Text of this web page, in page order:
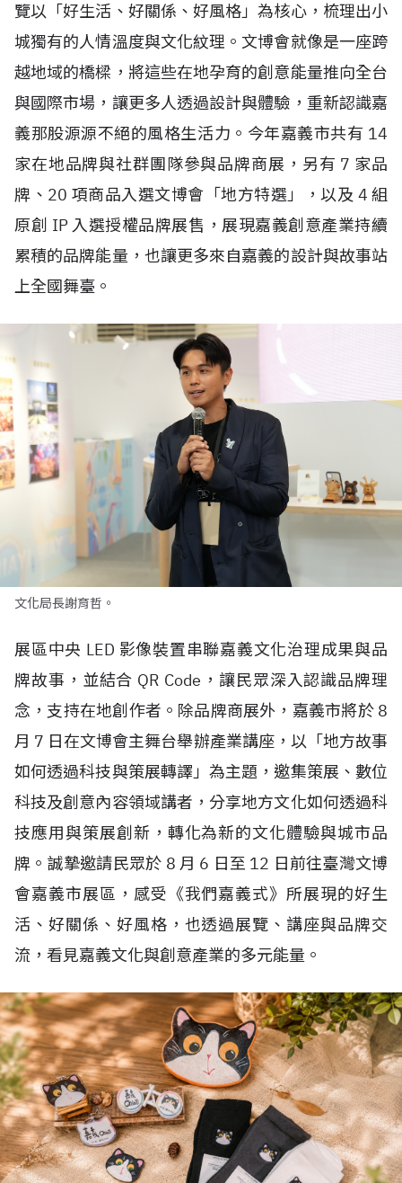
覽以「好生活、好關係、好風格」為核心，梳理出小
城獨有的人情溫度與文化紋理。文博會就像是一座跨
越地域的橋樑，將這些在地孕育的創意能量推向全台
與國際市場，讓更多人透過設計與體驗，重新認識嘉
義那股源源不絕的風格生活力。今年嘉義市共有 14
家在地品牌與社群團隊參與品牌商展，另有 7 家品
牌、 20 項商品入選文博會「地方特選」，以及 4 組
原創 IP 入選授權品牌展售，展現嘉義創意產業持續
累積的品牌能量，也讓更多來自嘉義的設計與故事站
上全國舞臺。
文化局長謝育哲。
展區中央 LED 影像裝置串聯嘉義文化治理成果與品
牌故事，並結合 QR Code ，讓民眾深入認識品牌理
念，支持在地創作者。除品牌商展外，嘉義市將於 8
月 7 日在文博會主舞台舉辦產業講座，以「地方故事
如何透過科技與策展轉譯」為主題，邀集策展、數位
科技及創意內容領域講者，分享地方文化如何透過科
技應用與策展創新，轉化為新的文化體驗與城市品
牌。誠摯邀請民眾於 8 月 6 日至 12 日前往臺灣文博
會嘉義市展區，感受《我們嘉義式》所展現的好生
活、好關係、好風格，也透過展覽、講座與品牌交
流，看見嘉義文化與創意產業的多元能量。